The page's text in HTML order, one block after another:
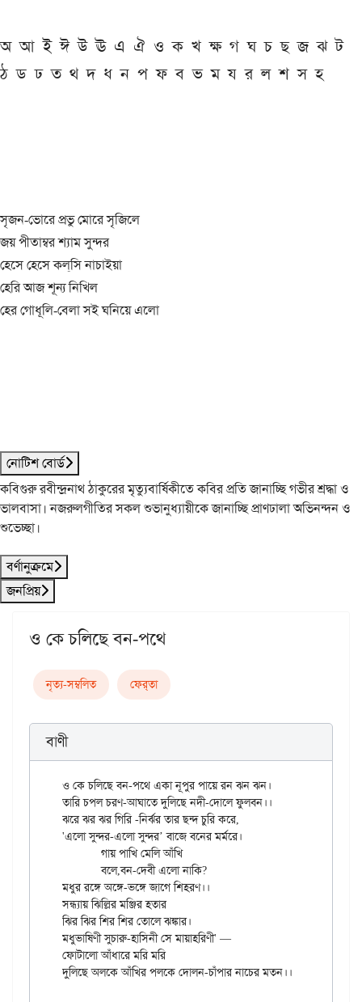
অ আ ই ঈ উ ঊ এ ঐ ও ক খ ক্ষ গ ঘ চ ছ জ ঝ ট
ঠ ড ঢ ত থ দ ধ ন প ফ ব ভ ম য র ল শ স হ
সৃজন-ভোরে প্রভু মোরে সৃজিলে
জয় পীতাম্বর শ্যাম সুন্দর
হেসে হেসে কল্‌সি নাচাইয়া
হেরি আজ শূন্য নিখিল
হের গোধূলি-বেলা সই ঘনিয়ে এলো
নোটিশ বোর্ড
কবিগুরু রবীন্দ্রনাথ ঠাকুরের মৃত্যুবার্ষিকীতে কবির প্রতি জানাচ্ছি গভীর শ্রদ্ধা ও
ভালবাসা। নজরুলগীতির সকল শুভানুধ্যায়ীকে জানাচ্ছি প্রাণঢালা অভিনন্দন ও
শুভেচ্ছা।
বর্ণানুক্রমে
জনপ্রিয়
ও কে চলিছে বন-পথে
নৃত্য-সম্বলিত ফের্‌তা
বাণী
ও কে চলিছে বন-পথে একা নূপুর পায়ে রন ঝন ঝন।
তারি চপল চরণ-আঘাতে দুলিছে নদী-দোলে ফুলবন।।
ঝরে ঝর ঝর গিরি -নির্ঝর তার ছন্দ চুরি করে,
'এলো সুন্দর-এলো সুন্দর’ বাজে বনের মর্মরে।
	বলে,বন-দেবী এলো নাকি?
মধুর রঙ্গে অঙ্গে-ভঙ্গে জাগে শিহরণ।।
সন্ধ্যায় ঝিল্লির মঞ্জির হতার
ঝির ঝির শির শির তোলে ঝঙ্কার।
মধুভাষিণী সুচারু-হাসিনী সে মায়াহরিণী' —
ফোটালো আঁধারে মরি মরি